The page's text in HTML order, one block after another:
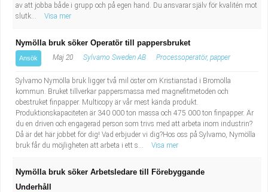
av att jobba både i grupp och på egen hand. Du ansvarar själv för kvalitén mot
slutk...
Visa mer
Nymölla bruk söker Operatör till pappersbruket
Ansök Maj 20 Sylvamo Sweden AB Processoperatör, papper
Sylvamo Nymölla bruk ligger två mil öster om Kristianstad i Bromölla
kommun. Bruket tillverkar pappersmassa med magnefitmetoden och
obestruket finpapper. Multicopy är vår mest kända produkt.
Produktionskapaciteten är 340 000 ton massa och 475 000 ton finpapper. Är
du en driven och engagerad person som trivs med att arbeta inom industrin?
Då är det här jobbet för dig! Vad erbjuder vi dig?Hos oss på Sylvamo, Nymölla
bruk får du möjligheten att arbeta i ett s...
Visa mer
Nymölla bruk söker Arbetsledare till Förebyggande
Underhåll